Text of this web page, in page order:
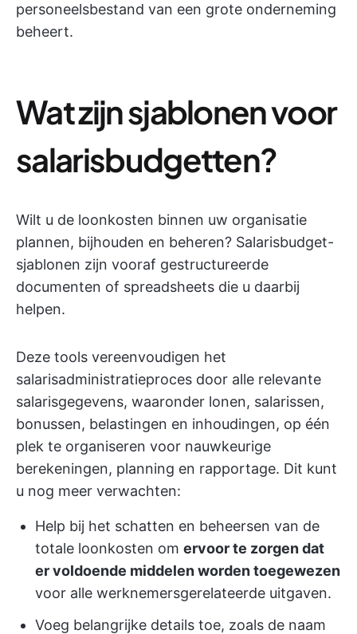
personeelsbestand van een grote onderneming
beheert.
Wat zijn sjablonen voor
salarisbudgetten?
Wilt u de loonkosten binnen uw organisatie
plannen, bijhouden en beheren? Salarisbudget-
sjablonen zijn vooraf gestructureerde
documenten of spreadsheets die u daarbij
helpen.
Deze tools vereenvoudigen het
salarisadministratieproces door alle relevante
salarisgegevens, waaronder lonen, salarissen,
bonussen, belastingen en inhoudingen, op één
plek te organiseren voor nauwkeurige
berekeningen, planning en rapportage. Dit kunt
u nog meer verwachten:
Help bij het schatten en beheersen van de
totale loonkosten om ervoor te zorgen dat
er voldoende middelen worden toegewezen
voor alle werknemersgerelateerde uitgaven.
Voeg belangrijke details toe, zoals de naam